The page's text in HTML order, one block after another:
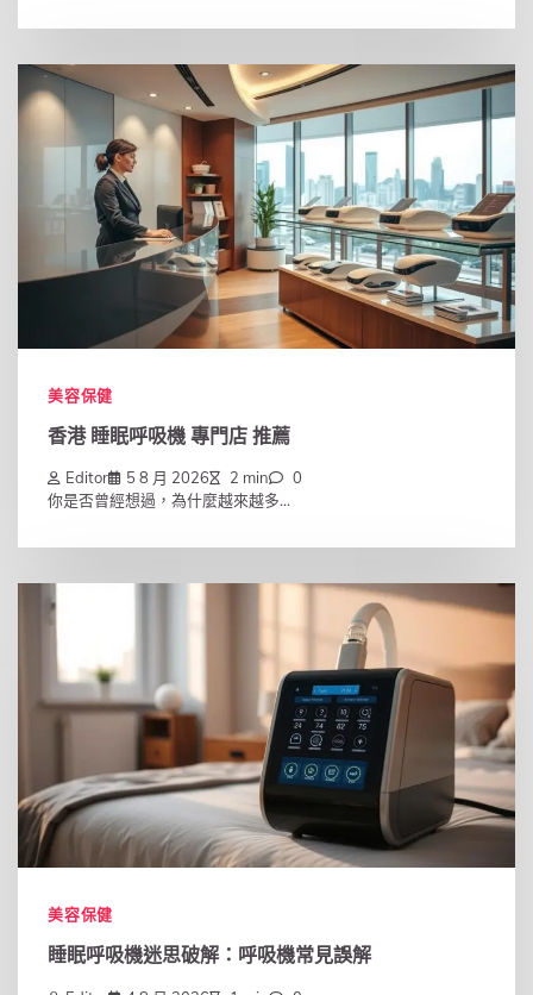
美容保健
香港 睡眠呼吸機 專門店 推薦
Editor 5 8 月 2026 2 min
0
你是否曾經想過，為什麼越來越多...
美容保健
睡眠呼吸機迷思破解：呼吸機常見誤解